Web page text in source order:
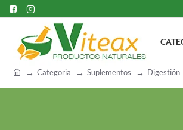
Categoria Suplementos Digestión